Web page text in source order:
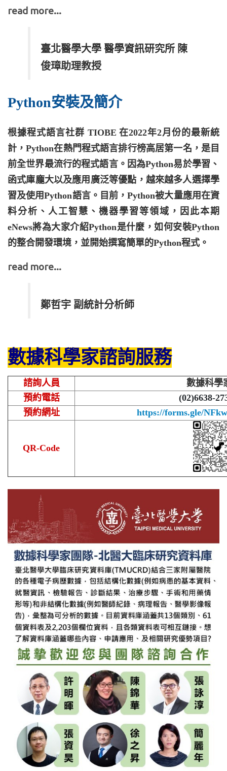
read more...
臺北醫學大學 醫學資訊研究所 陳
俊璋助理教授
Python安裝及簡介
根據程式語言社群 TIOBE 在2022年2月份的最新統
計，Python在熱門程式語言排行榜高居第一名，是目
前全世界最流行的程式語言。因為Python易於學習、
函式庫龐大以及應用廣泛等優點，越來越多人選擇學
習及使用Python語言。目前，Python被大量應用在資
料分析、人工智慧、機器學習等領域，因此本期
eNews將為大家介紹Python是什麼，如何安裝Python
的整合開發環境，並開始撰寫簡單的Python程式。
read more...
鄭哲宇 副統計分析師
數據科學家諮詢服務
諮詢人員
數據科學
預約電話
(02)6638-
預約網址
https://forms.gle/
QR-Code